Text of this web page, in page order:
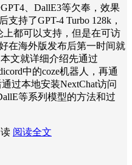
、DallE3等欠奉，效果
持了GPT-4 Turbo 128k，
都可以支持，但是在可访
在海外版发布后第一时间就
文就详细介绍先通过
中的coze机器人，再通
过本地安装NextChat访问
等系列模型的方法和过
阅读全文